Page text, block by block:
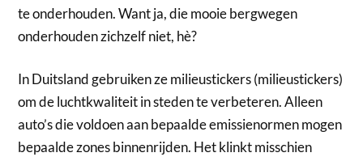
te onderhouden. Want ja, die mooie bergwegen
onderhouden zichzelf niet, hè?
In Duitsland gebruiken ze milieustickers (milieustickers)
om de luchtkwaliteit in steden te verbeteren. Alleen
auto’s die voldoen aan bepaalde emissienormen mogen
bepaalde zones binnenrijden. Het klinkt misschien